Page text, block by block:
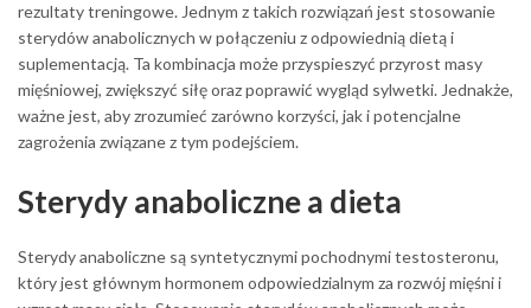
rezultaty treningowe. Jednym z takich rozwiązań jest stosowanie
sterydów anabolicznych w połączeniu z odpowiednią dietą i
suplementacją. Ta kombinacja może przyspieszyć przyrost masy
mięśniowej, zwiększyć siłę oraz poprawić wygląd sylwetki. Jednakże,
ważne jest, aby zrozumieć zarówno korzyści, jak i potencjalne
zagrożenia związane z tym podejściem.
Sterydy anaboliczne a dieta
Sterydy anaboliczne są syntetycznymi pochodnymi testosteronu,
który jest głównym hormonem odpowiedzialnym za rozwój mięśni i